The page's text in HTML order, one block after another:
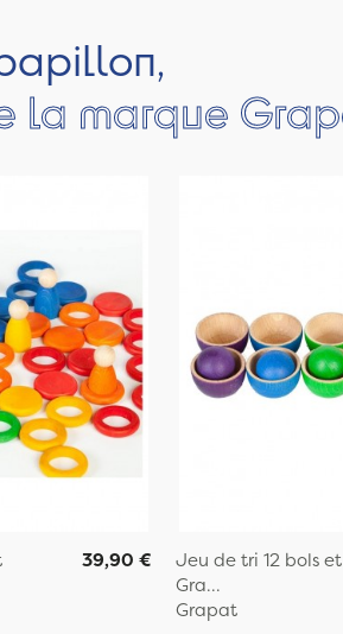
la marque
39,90 €
Jeu de tri 12 bols
Gra...
Grapat